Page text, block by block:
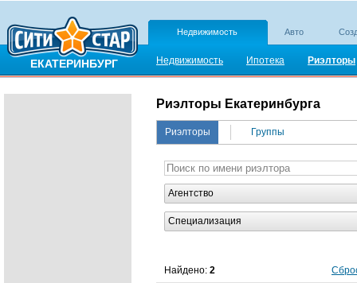
ЕКАТЕРИНБУРГ
Недвижимость Авто
Недвижимость Ипотека Риэлторы
Риэлторы Екатеринбурга
Риэлторы Группы
Агентство
Специализация
Найдено: 2